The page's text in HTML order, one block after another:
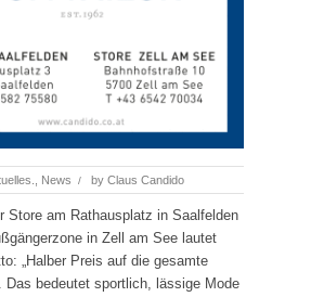
News / by Claus Candido
Store am Rathausplatz in Saalfelden
in Zell am See lautet
„Halber Preis auf die gesamte
Das bedeutet sportlich, lässige Mode